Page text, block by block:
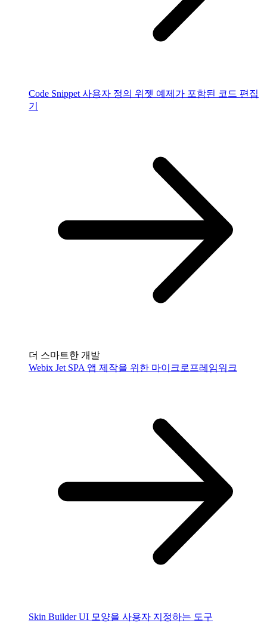
Code Snippet 사용자 정의 위젯 예제가 포함된 코드 편집
기
더 스마트한 개발
Webix Jet SPA 앱 제작을 위한 마이크로프레임워크
Skin Builder UI 모양을 사용자 지정하는 도구